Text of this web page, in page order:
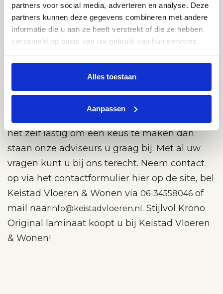
partners voor social media, adverteren en analyse. Deze
partners kunnen deze gegevens combineren met andere
informatie die u aan ze heeft verstrekt of die ze hebben
verzameld op basis van uw gebruik van hun services.
Alles toestaan
Aanpassen
Kom naar de showroom en bekijk
de mogelijkheden
Heeft u heel Pinterest afgezocht en weet u
precies welke stijl uw nieuwe woning moet
krijgen? In onze showroom kunt u met eigen
ogen zien wat er allemaal mogelijk is met het
het zelf lastig om een keus te maken dan
staan onze adviseurs u graag bij. Met al uw
vragen kunt u bij ons terecht. Neem contact
op via het contactformulier hier op de site, bel
Keistad Vloeren & Wonen via 06-34558046 of
mail naarinfo@keistadvloeren.nl . Stijlvol Krono
Original laminaat koopt u bij Keistad Vloeren
& Wonen!